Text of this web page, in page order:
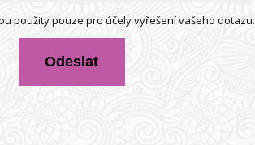
použity pouze pro účely vyřešení vašeho dotazu.
Odeslat